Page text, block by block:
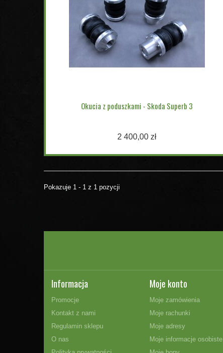
Okucia z poduszkami - Skoda Superb 3
2 400,00 zł
Pokazuje 1 - 1 z 1 pozycji
Informacja
Promocje
Kontakt z nami
Regulamin sklepu
O nas
Moje konto
Moje zamówienia
Moje rachunki
Moje adresy
Moje informacje osobiste